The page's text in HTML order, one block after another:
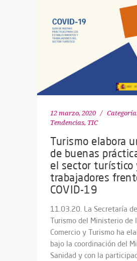
12 marzo, 2020
Tendencias, TIC
Turismo elabora
de buenas
el sector turístico
trabajadores
COVID-19
11.03.20. La Secretaría
Turismo del Ministerio de
Comercio y Turismo ha
bajo la coordinación del
Sanidad y con la